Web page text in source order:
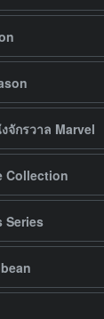
จักรวาล Marvel
Collection
Series